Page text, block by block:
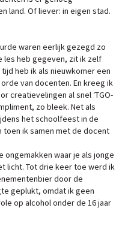
land. Of liever: in eigen stad.
waren eerlijk gezegd zo
les heb gegeven, zit ik zelf
heb ik als nieuwkomer een
van docenten. En kreeg ik
creatievelingen al snel ‘TGO-
zo bleek. Net als
het schoolfeest in de
toen ik samen met de docent
ongemakken waar je als jonge
licht. Tot drie keer toe werd ik
door de
geplukt, omdat ik geen
op alcohol onder de 16 jaar